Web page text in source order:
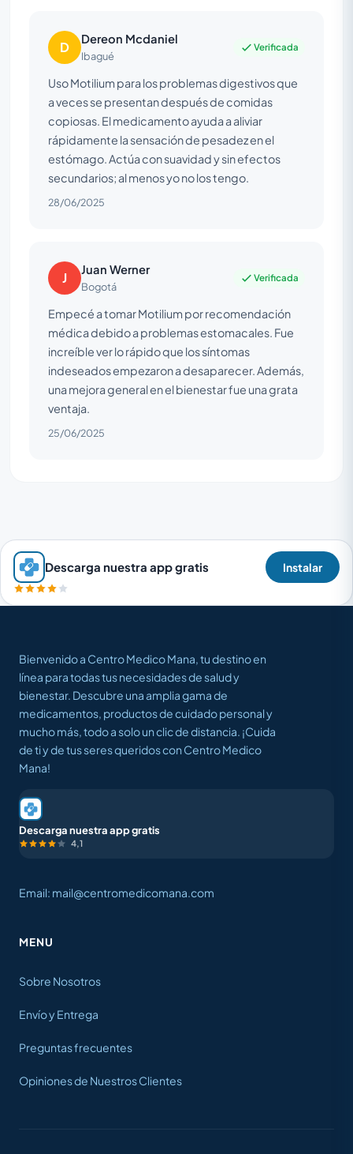
D Dereon Mcdaniel
Ibagué
Verificada
Uso Motilium para los problemas digestivos que
a veces se presentan después de comidas
copiosas. El medicamento ayuda a aliviar
rápidamente la sensación de pesadez en el
estómago. Actúa con suavidad y sin efectos
secundarios; al menos yo no los tengo.
28/06/2025
J Juan Werner
Bogotá
Verificada
Empecé a tomar Motilium por recomendación
médica debido a problemas estomacales. Fue
increíble ver lo rápido que los síntomas
indeseados empezaron a desaparecer. Además,
una mejora general en el bienestar fue una grata
ventaja.
25/06/2025
Descarga nuestra app gratis Instalar
Bienvenido a Centro Medico Mana, tu destino en
línea para todas tus necesidades de salud y
bienestar. Descubre una amplia gama de
medicamentos, productos de cuidado personal y
mucho más, todo a solo un clic de distancia. ¡Cuida
de ti y de tus seres queridos con Centro Medico
Mana!
Descarga nuestra app gratis
4,1
Email: mail@centromedicomana.com
MENU
Sobre Nosotros
Envío y Entrega
Preguntas frecuentes
Opiniones de Nuestros Clientes